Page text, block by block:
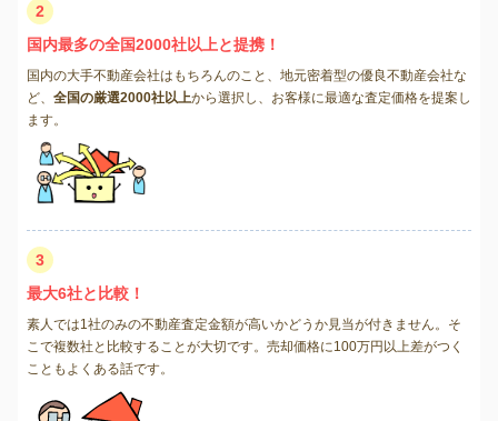
2
国内最多の全国2000社以上と提携！
国内の大手不動産会社はもちろんのこと、地元密着型の優良不動産会社な
ど、 全国の厳選2000社以上から選択し、お客様に最適な査定価格を提案し
ます。
3
最大6社と比較！
素人では1社のみの不動産査定金額が高いかどうか見当が付きません。そ
こで複数社と比較することが大切です。売却価格に100万円以上差がつく
こともよくある話です。